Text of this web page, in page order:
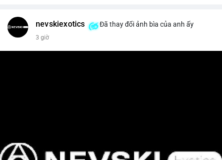
nevskiexotics Đã thay đổi ảnh bìa của anh ấy
3 giờ